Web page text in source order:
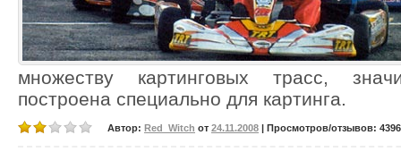
множеству картинговых трасс,
построена специально для картинга.
Автор: Red_Witch от 24.11.2008 | Просмотров/отзывов: